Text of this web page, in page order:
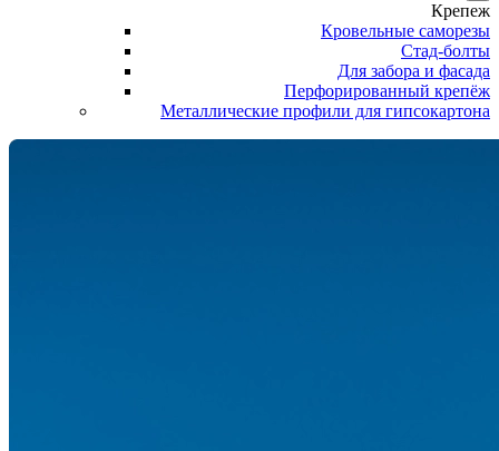
Крепеж
Кровельные саморезы
Стад-болты
Для забора и фасада
Перфорированный крепёж
Металлические профили для гипсокартона